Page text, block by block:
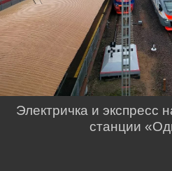
Электричка и экспресс
станции